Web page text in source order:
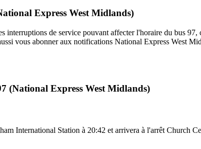
Express West Midlands)
interruptions de service pouvant affecter l'horaire du bus 97,
vous abonner aux notifications National Express West
(National Express West Midlands)
International Station à 20:42 et arrivera à l'arrêt Church